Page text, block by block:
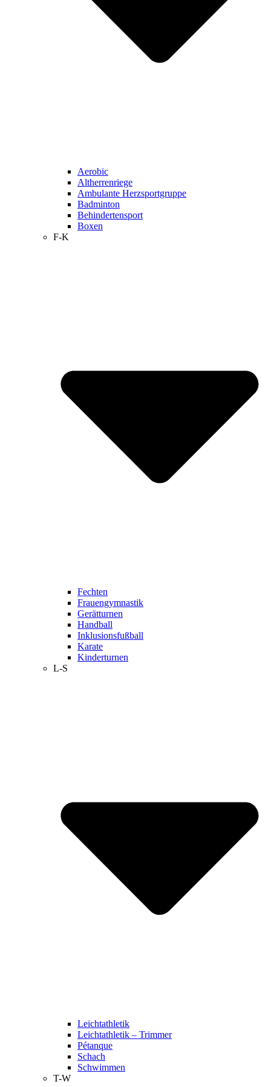
Aerobic
Altherrenriege
Ambulante Herzsportgruppe
Badminton
Behindertensport
Boxen
F-K
Fechten
Frauengymnastik
Gerätturnen
Handball
Inklusionsfußball
Karate
Kinderturnen
L-S
Leichtathletik
Leichtathletik – Trimmer
Pétanque
Schach
Schwimmen
T-W